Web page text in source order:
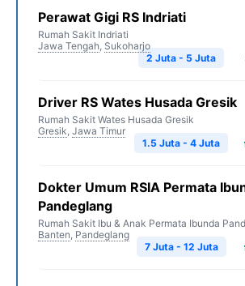
Perawat Gigi RS Indriati
Rumah Sakit Indriati
Jawa Tengah, Sukoharjo
2 Juta - 5 Juta
Driver RS Wates Husada Gresik
Rumah Sakit Wates Husada Gresik
Gresik, Jawa Timur
1.5 Juta - 4 Juta
Dokter Umum RSIA Permata
Pandeglang
Rumah Sakit Ibu & Anak Permata Ibunda
Banten, Pandeglang
7 Juta - 12 Juta